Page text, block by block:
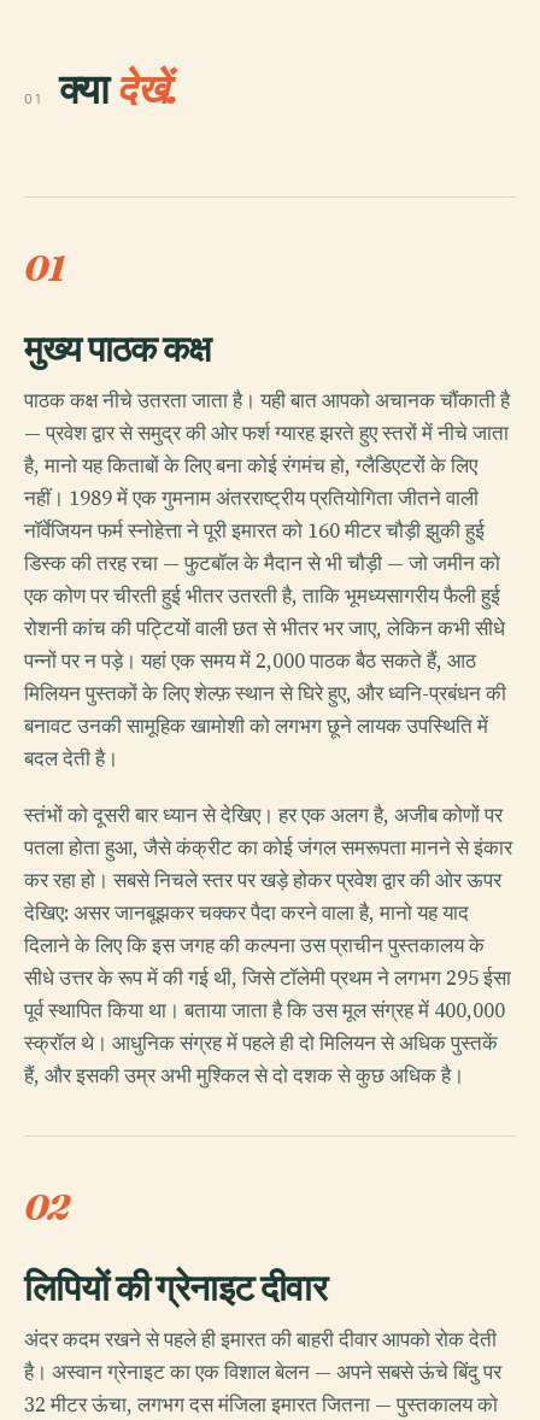
01 क्यादेखें.
01
मुख्य पाठक कक्ष
पाठक कक्ष नीचे उतरता जाता है। यही बात आपको अचानक चौंकाती है
— प्रवेश द्वार से समुद्र की ओर फर्श ग्यारह झरते हुए स्तरों में नीचे जाता
है, मानो यह किताबों के लिए बना कोई रंगमंच हो, ग्लैडिएटरों के लिए
नहीं। 1989 में एक गुमनाम अंतरराष्ट्रीय प्रतियोगिता जीतने वाली
नॉर्वेजियन फर्म स्नोहेत्ता ने पूरी इमारत को 160 मीटर चौड़ी झुकी हुई
डिस्क की तरह रचा — फुटबॉल के मैदान से भी चौड़ी — जो जमीन को
एक कोण पर चीरती हुई भीतर उतरती है, ताकि भूमध्यसागरीय फैली हुई
रोशनी कांच की पट्टियों वाली छत से भीतर भर जाए, लेकिन कभी सीधे
पन्नों पर न पड़े। यहां एक समय में 2,000 पाठक बैठ सकते हैं, आठ
मिलियन पुस्तकों के लिए शेल्फ़ स्थान से घिरे हुए, और ध्वनि-प्रबंधन की
बनावट उनकी सामूहिक खामोशी को लगभग छूने लायक उपस्थिति में
बदल देती है।
स्तंभों को दूसरी बार ध्यान से देखिए। हर एक अलग है, अजीब कोणों पर
पतला होता हुआ, जैसे कंक्रीट का कोई जंगल समरूपता मानने से इंकार
कर रहा हो। सबसे निचले स्तर पर खड़े होकर प्रवेश द्वार की ओर ऊपर
देखिए: असर जानबूझकर चक्कर पैदा करने वाला है, मानो यह याद
दिलाने के लिए कि इस जगह की कल्पना उस प्राचीन पुस्तकालय के
सीधे उत्तर के रूप में की गई थी, जिसे टॉलेमी प्रथम ने लगभग 295 ईसा
पूर्व स्थापित किया था। बताया जाता है कि उस मूल संग्रह में 400,000
स्क्रॉल थे। आधुनिक संग्रह में पहले ही दो मिलियन से अधिक पुस्तकें
हैं, और इसकी उम्र अभी मुश्किल से दो दशक से कुछ अधिक है।
02
लिपियों की ग्रेनाइट दीवार
अंदर कदम रखने से पहले ही इमारत की बाहरी दीवार आपको रोक देती
है। अस्वान ग्रेनाइट का एक विशाल बेलन — अपने सबसे ऊंचे बिंदु पर
32 मीटर ऊंचा, लगभग दस मंजिला इमारत जितना — पुस्तकालय को